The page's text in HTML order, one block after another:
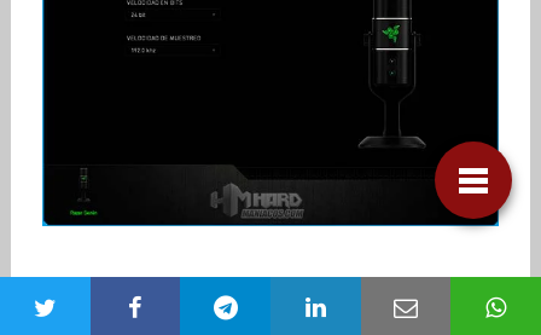
De nuevo en Hardmaníacos hemos llevado a cabo
una serie de
grabaciones de voz en las distintas